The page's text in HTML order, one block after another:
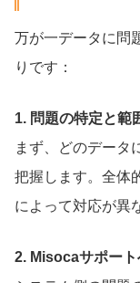
万が一データに問
りです：
1. 問題の特定と範
まず、どのデータ
把握します。全体
によって対応が異
2. Misocaサポー